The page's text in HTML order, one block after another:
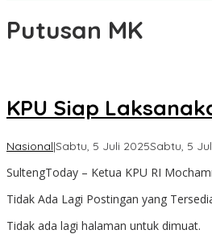
Putusan MK
KPU Siap
Nasional|Sabtu, 5 Juli 2025Sabtu, 5
SultengToday – Ketua KPU RI
Tidak Ada Lagi Postingan yang
Tidak ada lagi halaman untuk dimuat.